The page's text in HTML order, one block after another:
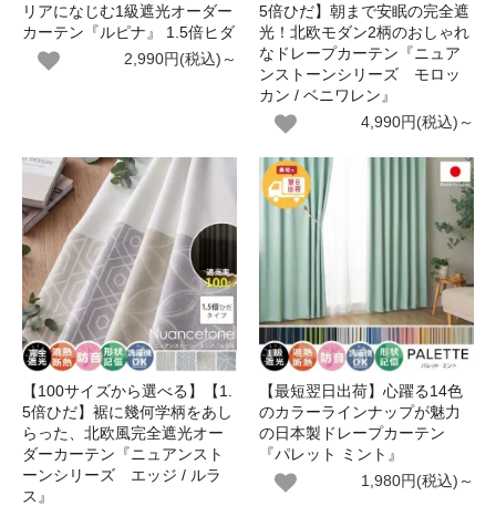
リアになじむ1級遮光オーダー
カーテン『ルピナ』 1.5倍ヒダ
2,990円(税込)～
5倍ひだ】朝まで安眠の完全遮
光！北欧モダン2柄のおしゃれ
なドレープカーテン『ニュア
ンストーンシリーズ モロッ
カン / ベニワレン』
4,990円(税込)～
【100サイズから選べる】【1.
5倍ひだ】裾に幾何学柄をあし
らった、北欧風完全遮光オー
ダーカーテン『ニュアンスト
ーンシリーズ エッジ / ルラ
ス』
【最短翌日出荷】心躍る14色
のカラーラインナップが魅力
の日本製ドレープカーテン
『パレット ミント』
1,980円(税込)～